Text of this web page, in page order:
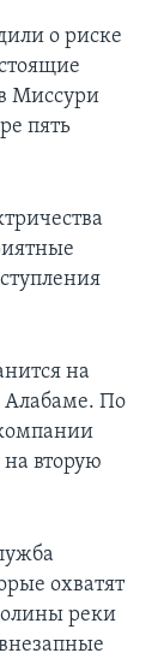
о риске
Миссури
пять
на
По
вторую
охватят
реки